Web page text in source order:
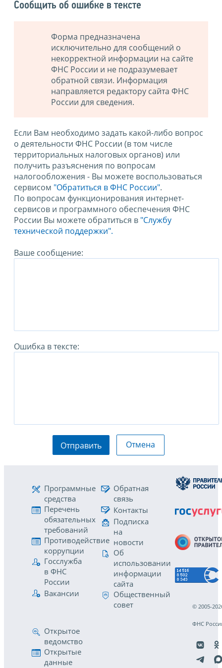
Сообщить об ошибке в тексте
Форма предназначена
исключительно для сообщений о
некорректной информации на сайте
ФНС России и не подразумевает
обратной связи. Информация
направляется редактору сайта ФНС
России для сведения.
Если Вам необходимо задать какой-либо вопрос
о деятельности ФНС России (в том числе
территориальных налоговых органов) или
получить разъяснения по вопросам
налогообложения - Вы можете воспользоваться
сервисом "Обратиться в ФНС России".
По вопросам функционирования интернет-
сервисов и программного обеспечения ФНС
России Вы можете обратиться в "Службу
технической поддержки".
Ваше сообщение:
Ошибка в тексте:
Отправить Отмена
Программные
средства
Перечень
обязательных
требований
Противодействие
коррупции
Госслужба
в ФНС
России
Вакансии
Обратная
связь
Контакты
Подписка
на
новости
Об
использовании
информации
сайта
Общественный
совет
Открытое
ведомство
Открытые
данные
© 2005-
ФНС